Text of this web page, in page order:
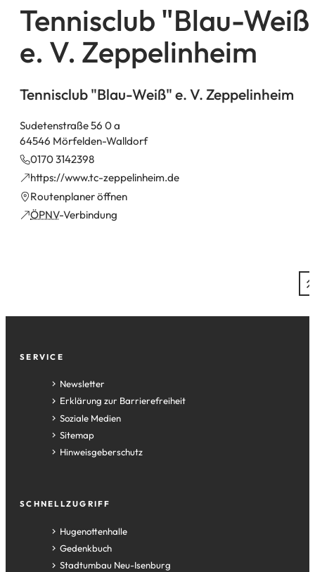
Tennisclub "Blau-
e. V. Zeppelinheim
Tennisclub "Blau-Weiß" e. V. Zeppelinheim
Sudetenstraße 56 0 a
64546 Mörfelden-Walldorf
0170 3142398
https://www.tc-zeppelinheim.de
(Öffnet
in
einem
neuen
Routenplaner öffnen
(Öffnet
in ÖPNV-Verbindung
(Öffnet
Fußzeile
SERVICE
Newsletter
Erklärung zur Barrierefreiheit
Soziale Medien
Sitemap
Hinweisgeberschutz
SCHNELLZUGRIFF
Hugenottenhalle
(Öffnet
in
einem
Gedenkbuch
(Öffnet
in Stadtumbau Neu-Isenburg
(Öffnet